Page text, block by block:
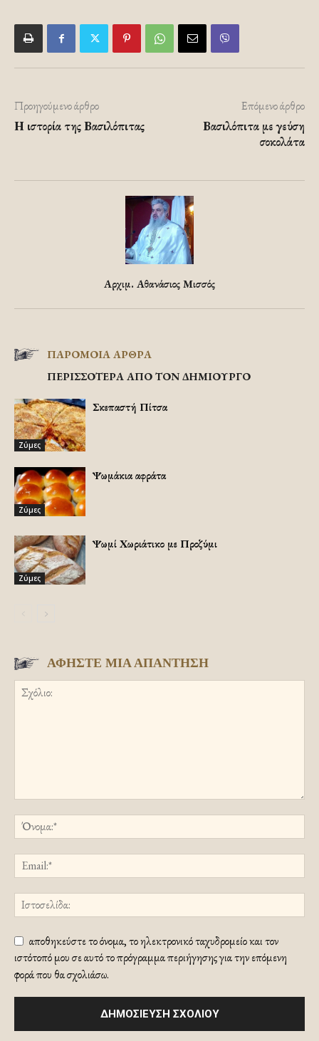
Προηγούμενο άρθρο
Η ιστορία της Βασιλόπιτας
Επόμενο άρθρο
Βασιλόπιτα με γεύση
σοκολάτα
Αρχιμ. Αθανάσιος Μισσός
ΠΑΡΟΜΟΙΑ ΑΡΘΡΑ
ΠΕΡΙΣΣΟΤΕΡΑ ΑΠΟ ΤΟΝ ΔΗΜΙΟΥΡΓΟ
Ζύμες
Σκεπαστή Πίτσα
Ζύμες
Ψωμάκια αφράτα
Ζύμες
Ψωμί Χωριάτικο με Προζύμι
ΑΦΗΣΤΕ ΜΙΑ ΑΠΑΝΤΗΣΗ
αποθηκεύστε το όνομα, το ηλεκτρονικό ταχυδρομείο και τον
ιστότοπό μου σε αυτό το πρόγραμμα περιήγησης για την επόμενη
φορά που θα σχολιάσω.